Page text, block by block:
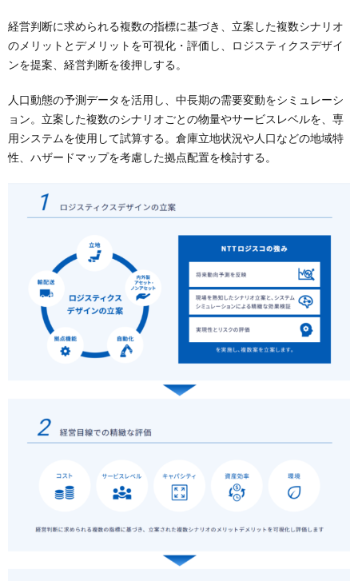
経営判断に求められる複数の指標に基づき、立案した複数シナリオ
のメリットとデメリットを可視化・評価し、ロジスティクスデザイ
ンを提案、経営判断を後押しする。
人口動態の予測データを活用し、中長期の需要変動をシミュレーシ
ョン。立案した複数のシナリオごとの物量やサービスレベルを、専
用システムを使用して試算する。倉庫立地状況や人口などの地域特
性、ハザードマップを考慮した拠点配置を検討する。